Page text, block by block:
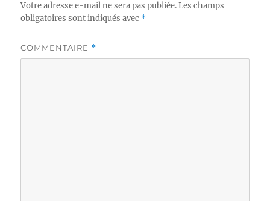
Votre adresse e-mail ne sera pas publiée. Les champs
obligatoires sont indiqués avec *
COMMENTAIRE *